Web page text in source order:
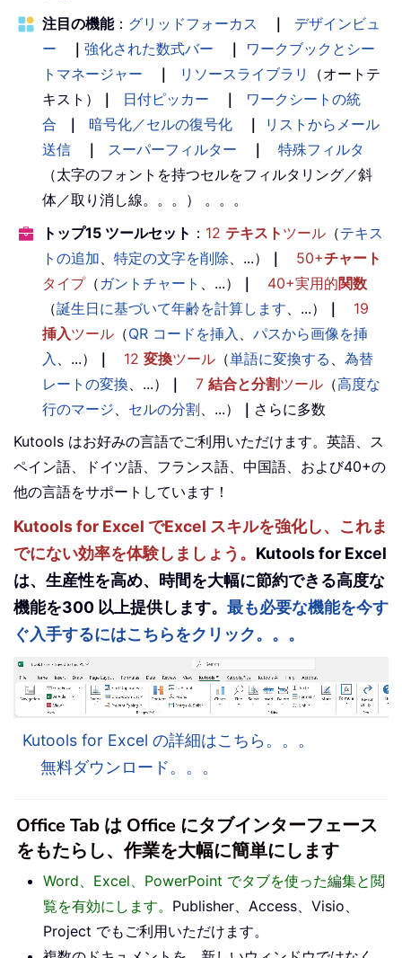
注目の機能： グリッドフォーカス ｜
デザインビュ
ー
｜ 強化された数式バー ｜
ワークブックとシー
トマネージャー
｜ リソースライブラリ
（オートテ
キスト）
｜ 日付ピッカー ｜
ワークシートの統
合
｜ 暗号化／セルの復号化 ｜
リストからメール
送信
｜ スーパーフィルター ｜
特殊フィルタ
（太字のフォントを持つセルをフィルタリング／斜
体／取り消し線。。。） 。。。
トップ15 ツールセット ： 12 テキスト ツール （テキス
トの追加
特定の文字を削除 、...） ｜ 50+チャート
タイプ（ ガントチャート 、...） ｜ 40+実用的関数
（誕生日に基づいて年齢を計算します 、...） ｜
19
挿入ツール （QR コードを挿入
パスから画像を挿
入
、...） ｜ 12 変換ツール （単語に変換する
為替
レートの変換 、...） ｜ 7 結合と分割ツール （高度な
行のマージ
セルの分割 、...） ｜ さらに多数
Kutools はお好みの言語でご利用いただけます。英語、ス
ペイン語、ドイツ語、フランス語、中国語、および40+の
他の言語をサポートしています！
Kutools for Excel でExcel スキルを強化し、これま
でにない効率を体験しましょう。 Kutools for Excel
は、生産性を高め、時間を大幅に節約できる高度な
機能を300 以上提供します。 最も必要な機能を今す
ぐ入手するにはこちらをクリック。。。
Kutools for Excel の詳細はこちら。。。
無料ダウンロード。。。
Office Tab は Office にタブインターフェース
をもたらし、作業を大幅に簡単にします
Word、Excel、PowerPoint でタブを使った編集と閲
覧を有効にします。 Publisher、Access、Visio、
Project でもご利用いただけます。